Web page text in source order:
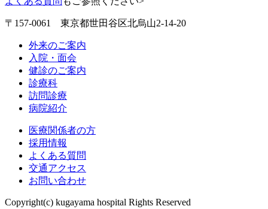
〒157-0061 東京都世田谷区北烏山2-14-20
外来のご案内
入院・面会
健診のご案内
診療科
訪問診療
病院紹介
医療関係者の方
採用情報
よくある質問
交通アクセス
お問い合わせ
Copyright(c) kugayama hospital Rights Reserved